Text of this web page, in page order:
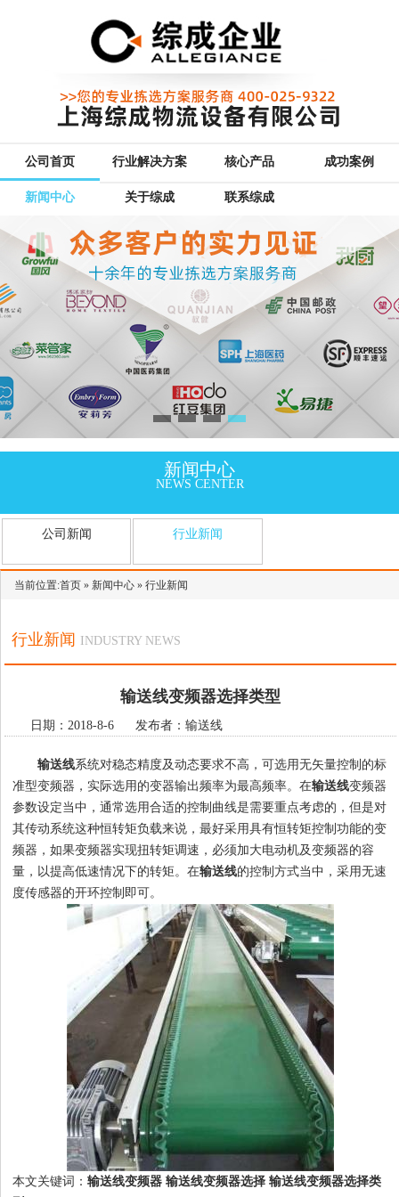
公司首页 行业解决方案 核心产品 成功案例
新闻中心 关于综成 联系综成
1 2 3 4
新闻中心
NEWS CENTER
公司新闻 行业新闻
当前位置:首页 » 新闻中心 » 行业新闻
行业新闻 INDUSTRY NEWS
输送线变频器选择类型
日期：2018-8-6 发布者：输送线
输送线系统对稳态精度及动态要求不高，可选用无矢量控制的标
准型变频器，实际选用的变器输出频率为最高频率。在输送线变频器
参数设定当中，通常选用合适的控制曲线是需要重点考虑的，但是对
其传动系统这种恒转矩负载来说，最好采用具有恒转矩控制功能的变
频器，如果变频器实现扭转矩调速，必须加大电动机及变频器的容
量，以提高低速情况下的转矩。在输送线的控制方式当中，采用无速
度传感器的开环控制即可。
本文关键词：输送线变频器 输送线变频器选择 输送线变频器选择类